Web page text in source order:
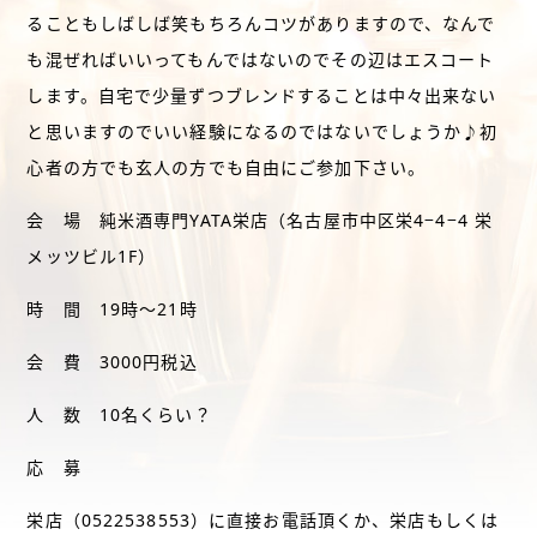
ることもしばしば笑もちろんコツがありますので、なんで
も混ぜればいいってもんではないのでその辺はエスコート
します。自宅で少量ずつブレンドすることは中々出来ない
と思いますのでいい経験になるのではないでしょうか♪初
心者の方でも玄人の方でも自由にご参加下さい。
会 場 純米酒専門YATA栄店（名古屋市中区栄4−4−4 栄
メッツビル1F）
時 間 19時〜21時
会 費 3000円税込
人 数 10名くらい？
応 募
栄店（0522538553）に直接お電話頂くか、栄店もしくは